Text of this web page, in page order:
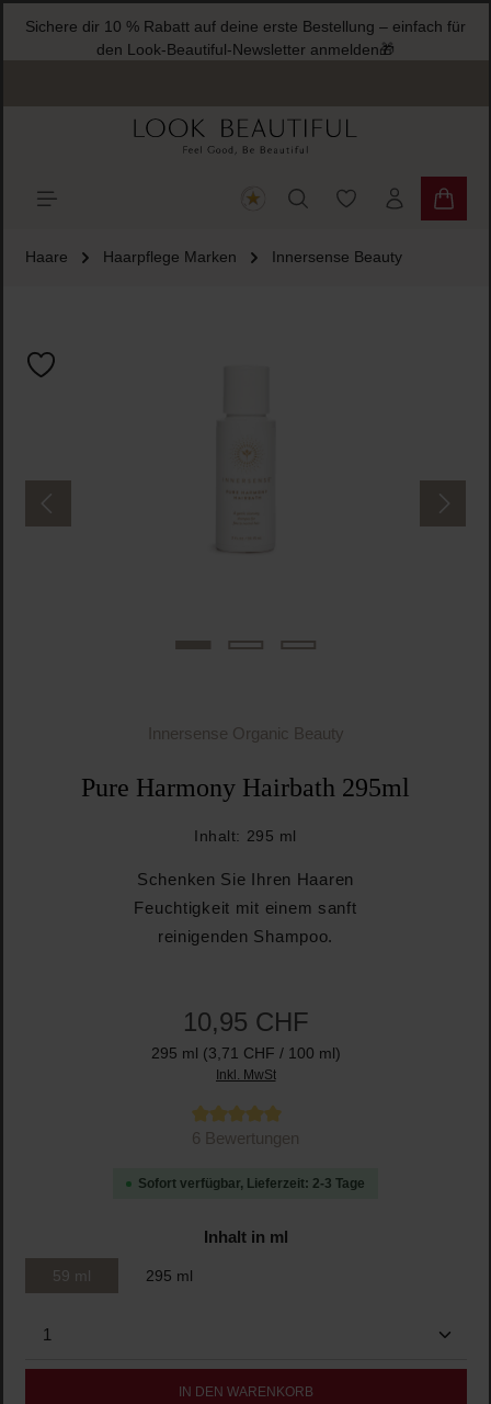
springenSichere dir 10 % Rabatt auf deine erste Bestellung –
den Look-Beautiful-Newsletter anmelden🎁
Du hast 0
Haare Haarpflege Marken Innersense Beauty
Innersense Organic Beauty
Pure Harmony Hairbath 295ml
Inhalt: 295 ml
Schenken Sie Ihren Haaren
Feuchtigkeit mit einem sanft
reinigenden Shampoo.
10,95 CHF
295 ml (3,71 CHF / 100 ml)
Inkl. MwSt
Durchschnittliche Bewertung von 5 von 5 Sternen
6 Bewertungen
Sofort verfügbar, Lieferzeit: 2-3 Tage
Inhalt in ml auswählen
59 ml 295 ml
Produkt Anzahl: Gib den gewünschten Wert ein
IN DEN WARENKORB